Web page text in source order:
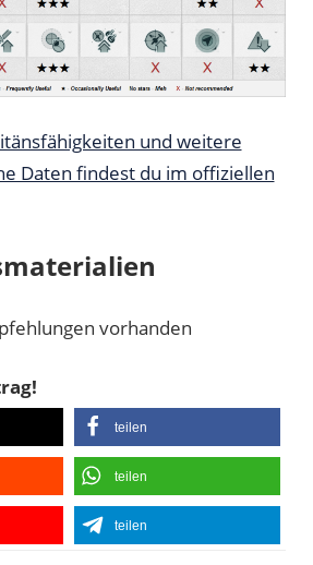
und weitere
Daten findest du im offiziellen
vorhanden
teilen
teilen
teilen